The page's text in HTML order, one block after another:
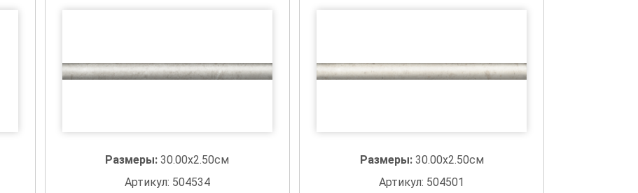
Размеры:30.00x2.50см
Артикул: 504534
Размеры: 30.00x2.50см
Артикул: 504501